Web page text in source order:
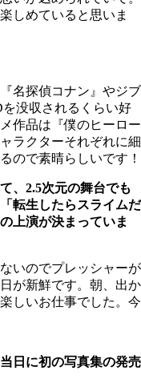
しめていると思いま
名探偵コナン』やジブ
没収されるくらい好
作品は『僕のヒーロー
ラクターそれぞれに細
ので素晴らしいです！
、2.5次元の舞台でも
転生したらスライムだ
上演が決まっていま
いのでプレッシャーが
が新鮮です。朝、出か
しいお仕事でした。今
日に初の写真集の発売